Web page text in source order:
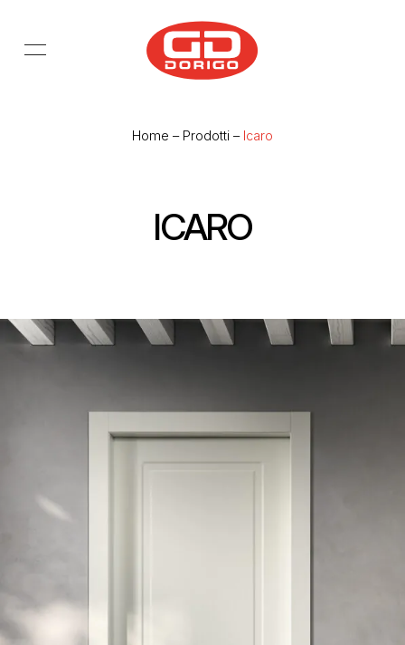
Home – Prodotti – Icaro
ICARO